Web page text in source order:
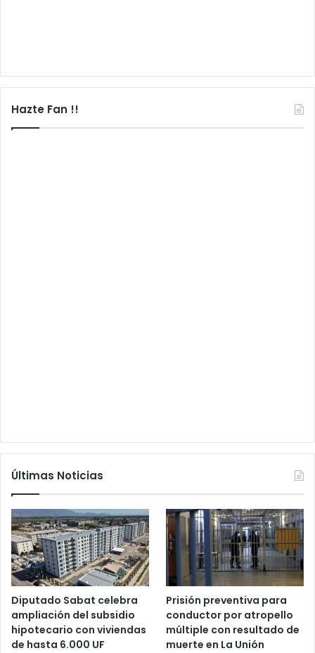
Hazte Fan !!
Últimas Noticias
Diputado Sabat celebra
ampliación del subsidio
hipotecario con viviendas
de hasta 6.000 UF
Prisión preventiva para
conductor por atropello
múltiple con resultado de
muerte en La Unión